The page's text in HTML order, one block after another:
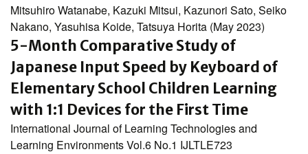
キ
ッ
プ
Mitsuhiro Watanabe, Kazuki Mitsui, Kazunori Sato, Seiko
Nakano, Yasuhisa Koide, Tatsuya Horita (May 2023)
5-Month Comparative Study of
Japanese Input Speed by Keyboard of
Elementary School Children Learning
with 1:1 Devices for the First Time
International Journal of Learning Technologies and
Learning Environments Vol.6 No.1 IJLTLE723